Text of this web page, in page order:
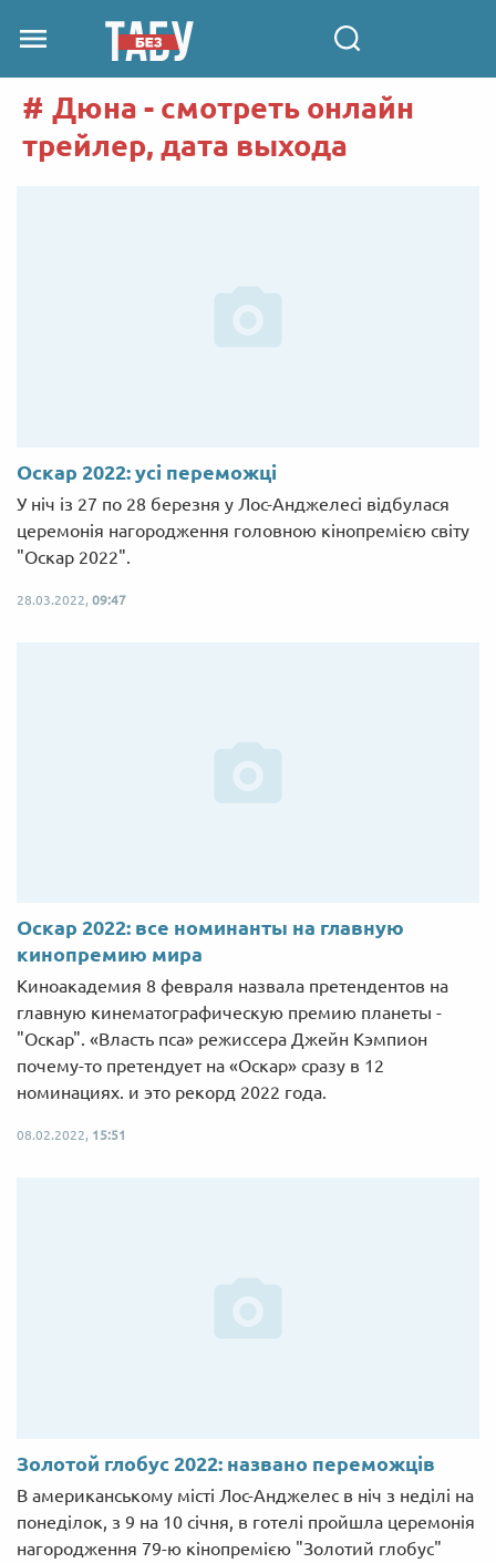
Дюна - смотреть онлайн
трейлер, дата выхода
Оскар 2022: усі переможці
У ніч із 27 по 28 березня у Лос-Анджелесі відбулася
церемонія нагородження головною кінопремією світу
"Оскар 2022".
28.03.2022, 09:47
Оскар 2022: все номинанты на главную
кинопремию мира
Киноакадемия 8 февраля назвала претендентов на
главную кинематографическую премию планеты -
"Оскар". «Власть пса» режиссера Джейн Кэмпион
почему-то претендует на «Оскар» сразу в 12
номинациях. и это рекорд 2022 года.
08.02.2022, 15:51
Золотой глобус 2022: названо переможців
В американському місті Лос-Анджелес в ніч з неділі на
понеділок, з 9 на 10 січня, в готелі пройшла церемонія
нагородження 79-ю кінопремією "Золотий глобус"